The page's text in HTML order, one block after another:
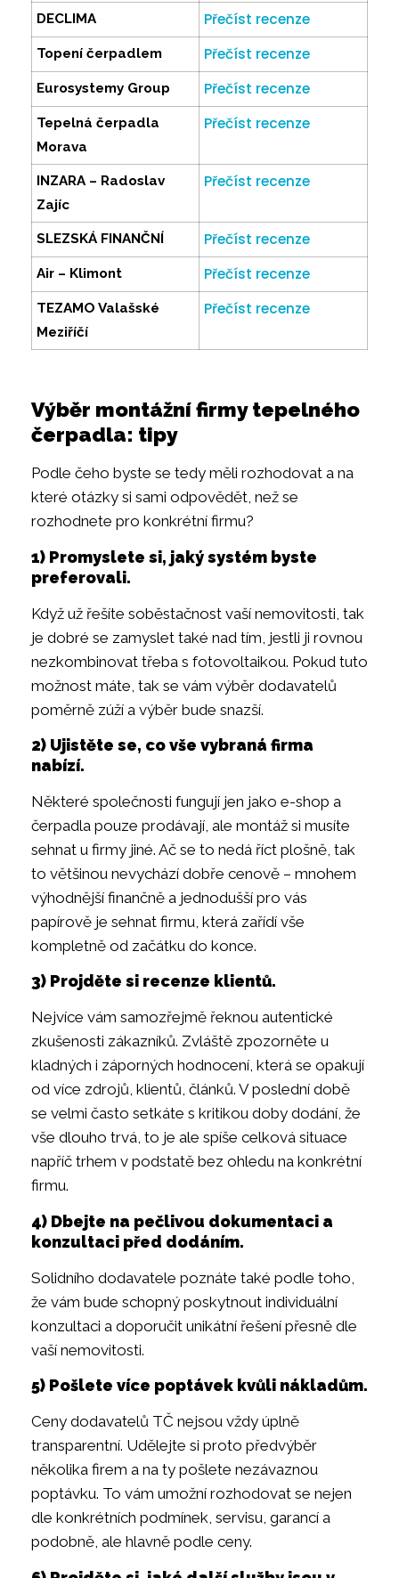
DECLIMA Přečíst recenze
Topení čerpadlem Přečíst recenze
Eurosystemy Group Přečíst recenze
Tepelná čerpadla
Morava
Přečíst recenze
INZARA – Radoslav
Zajíc
Přečíst recenze
SLEZSKÁ FINANČNÍ Přečíst recenze
Air – Klimont Přečíst recenze
TEZAMO Valašské
Meziříčí
Přečíst recenze
Výběr montážní firmy tepelného
čerpadla: tipy
Podle čeho byste se tedy měli rozhodovat a na
které otázky si sami odpovědět, než se
rozhodnete pro konkrétní firmu?
1) Promyslete si, jaký systém byste
preferovali.
Když už řešíte soběstačnost vaší nemovitosti, tak
je dobré se zamyslet také nad tím, jestli ji rovnou
nezkombinovat třeba s fotovoltaikou. Pokud tuto
možnost máte, tak se vám výběr dodavatelů
poměrně zúží a výběr bude snazší.
2) Ujistěte se, co vše vybraná firma
nabízí.
Některé společnosti fungují jen jako e-shop a
čerpadla pouze prodávají, ale montáž si musíte
sehnat u firmy jiné. Ač se to nedá říct plošně, tak
to většinou nevychází dobře cenově – mnohem
výhodnější finančně a jednodušší pro vás
papírově je sehnat firmu, která zařídí vše
kompletně od začátku do konce.
3) Projděte si recenze klientů.
Nejvíce vám samozřejmě řeknou autentické
zkušenosti zákazníků. Zvláště zpozorněte u
kladných i záporných hodnocení, která se opakují
od více zdrojů, klientů, článků. V poslední době
se velmi často setkáte s kritikou doby dodání, že
vše dlouho trvá, to je ale spíše celková situace
napříč trhem v podstatě bez ohledu na konkrétní
firmu.
4) Dbejte na pečlivou dokumentaci a
konzultaci před dodáním.
Solidního dodavatele poznáte také podle toho,
že vám bude schopný poskytnout individuální
konzultaci a doporučit unikátní řešení přesně dle
vaší nemovitosti.
5) Pošlete více poptávek kvůli nákladům.
Ceny dodavatelů TČ nejsou vždy úplně
transparentní. Udělejte si proto předvýběr
několika firem a na ty pošlete nezávaznou
poptávku. To vám umožní rozhodovat se nejen
dle konkrétních podmínek, servisu, garancí a
podobně, ale hlavně podle ceny.